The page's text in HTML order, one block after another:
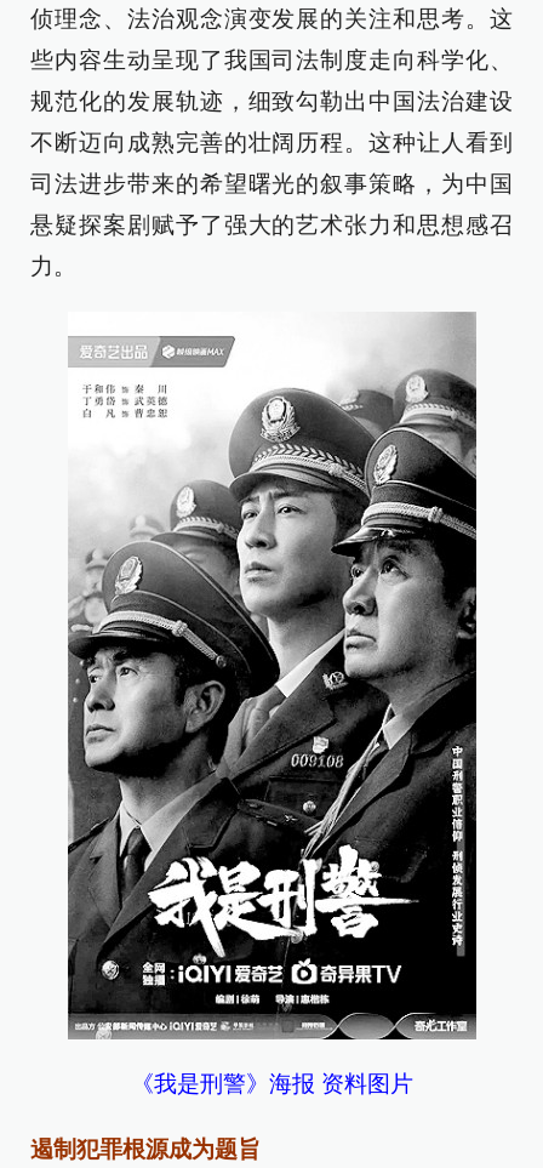
侦理念、法治观念演变发展的关注和思考。这
些内容生动呈现了我国司法制度走向科学化、
规范化的发展轨迹，细致勾勒出中国法治建设
不断迈向成熟完善的壮阔历程。这种让人看到
司法进步带来的希望曙光的叙事策略，为中国
悬疑探案剧赋予了强大的艺术张力和思想感召
力。
《我是刑警》海报 资料图片
遏制犯罪根源成为题旨